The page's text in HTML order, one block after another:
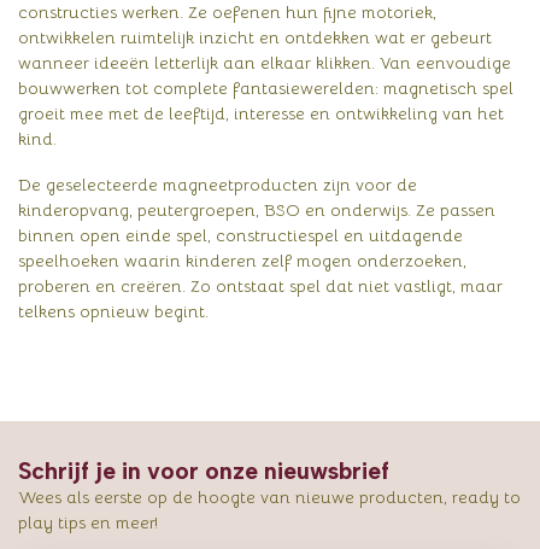
constructies werken. Ze oefenen hun fijne motoriek,
ontwikkelen ruimtelijk inzicht en ontdekken wat er gebeurt
wanneer ideeën letterlijk aan elkaar klikken. Van eenvoudige
bouwwerken tot complete fantasiewerelden: magnetisch spel
groeit mee met de leeftijd, interesse en ontwikkeling van het
kind.
De geselecteerde magneetproducten zijn voor de
kinderopvang, peutergroepen, BSO en onderwijs. Ze passen
binnen open einde spel, constructiespel en uitdagende
speelhoeken waarin kinderen zelf mogen onderzoeken,
proberen en creëren. Zo ontstaat spel dat niet vastligt, maar
telkens opnieuw begint.
Schrijf je in voor onze nieuwsbrief
Wees als eerste op de hoogte van nieuwe producten, ready to
play tips en meer!